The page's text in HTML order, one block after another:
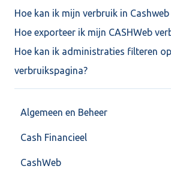
Hoe kan ik mijn verbruik in Cashweb
Hoe exporteer ik mijn CASHWeb
Hoe kan ik administraties filteren
verbruikspagina?
Algemeen en Beheer
Bank(koppeling)
Import/Export
Cash Financieel
Boekhoud
CashWeb